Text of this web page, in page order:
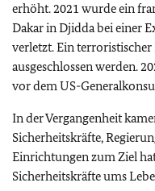
erhöht. 2021 wurde ein
Dakar in Djidda bei einer
verletzt. Ein
ausgeschlossen werden.
vor dem US-
In der Vergangenheit
Sicherheitskräfte,
Einrichtungen zum Ziel
Sicherheitskräfte ums